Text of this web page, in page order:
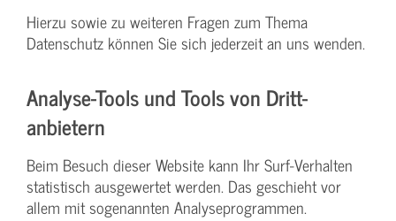
Hierzu sowie zu weiteren Fragen zum Thema
Datenschutz können Sie sich jederzeit an uns wenden.
Analyse-Tools und Tools von Dritt­
anbietern
Beim Besuch dieser Website kann Ihr Surf-Verhalten
statistisch ausgewertet werden. Das geschieht vor
allem mit sogenannten Analyseprogrammen.